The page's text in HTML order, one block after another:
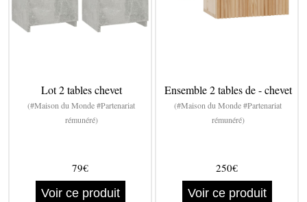
Lot 2 tables chevet
(#Maison du Monde #Partenariat
rémunéré)
79€
Voir ce produit
Ensemble 2 tables de - chevet
(#Maison du Monde #Partenariat
rémunéré)
250€
Voir ce produit